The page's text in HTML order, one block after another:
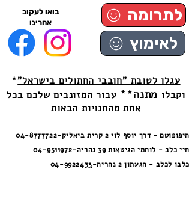
בואו לעקוב
אחרינו
לתרומה
לאימוץ
עגלו לטובת "חובבי החתולים בישראל"*
וקבלו מתנה** עבור המזונבים שלכם בכל
אחת מהחנויות הבאות
היפופוטם - דרך יוסף לוי 2 קרית ביאליק-04-8777722
חיי כלב - לוחמי הגיטאות 39 נהריה-
04-9511972
כלבו לכלב - הגעתון 2 נהריה- 04-9922433